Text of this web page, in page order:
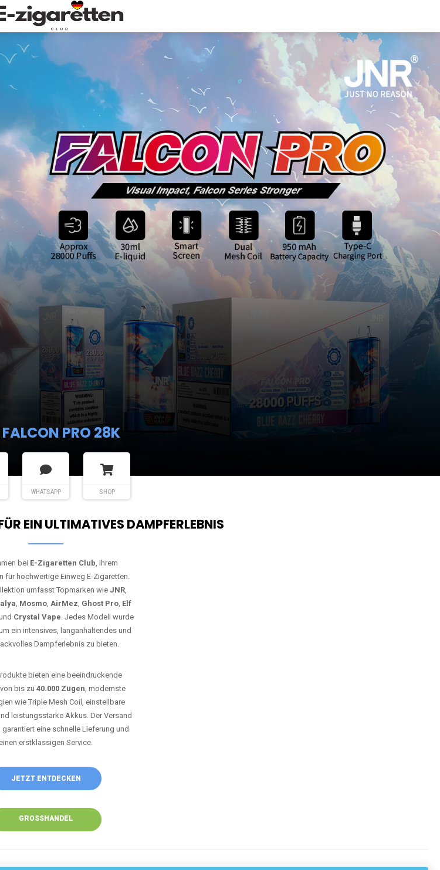
FALCON PRO 28K
WHATSAPP SHOP
EIN ULTIMATIVES DAMPFERLEBNIS
bei E-Zigaretten Club, Ihrem
für hochwertige Einweg E-Zigaretten.
umfasst Topmarken wie JNR,
, Mosmo, AirMez, Ghost Pro, Elf
Crystal Vape. Jedes Modell wurde
ein intensives, langanhaltendes und
Dampferlebnis zu bieten.
bieten eine beeindruckende
bis zu 40.000 Zügen, modernste
wie Triple Mesh Coil, einstellbare
leistungsstarke Akkus. Der Versand
garantiert eine schnelle Lieferung und
einen erstklassigen Service.
JETZT ENTDECKEN
GROSSHANDEL